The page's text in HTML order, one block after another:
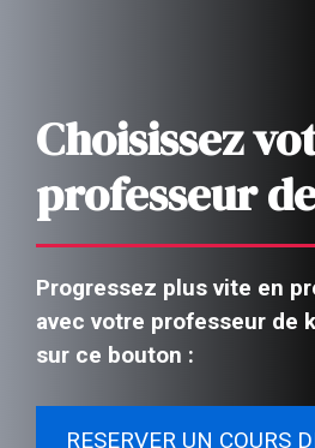
Choisissez
professeur
Progressez plus vite en
avec votre professeur de
sur ce bouton :
RESERVER UN COURS